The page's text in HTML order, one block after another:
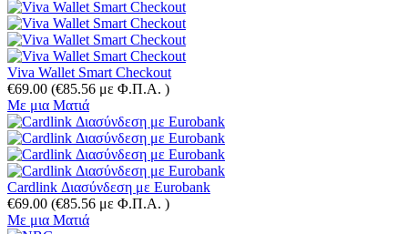
Viva Wallet Smart Checkout
€69.00 (€85.56 με Φ.Π.Α. )
Με μια Ματιά
Cardlink Διασύνδεση με Eurobank
€69.00 (€85.56 με Φ.Π.Α. )
Με μια Ματιά